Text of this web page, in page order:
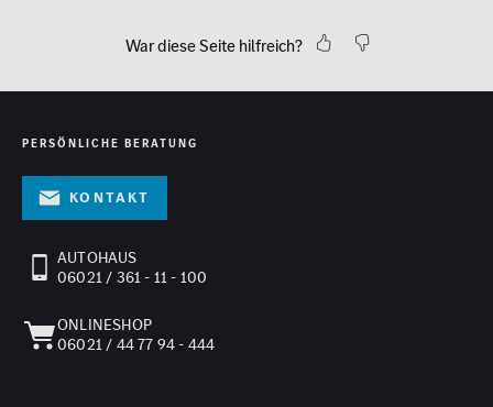
War diese Seite hilfreich?
PERSÖNLICHE BERATUNG
Kontakt
AUTOHAUS
06021 / 361 - 11 - 100
ONLINESHOP
06021 / 44 77 94 - 444